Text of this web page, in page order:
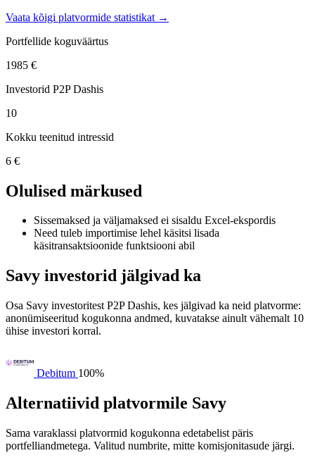
Vaata kõigi platvormide statistikat →
Portfellide koguväärtus
1985 €
Investorid P2P Dashis
10
Kokku teenitud intressid
6 €
Olulised märkused
Sissemaksed ja väljamaksed ei sisaldu Excel-ekspordis
Need tuleb importimise lehel käsitsi lisada
käsitransaktsioonide funktsiooni abil
Savy investorid jälgivad ka
Osa Savy investoritest P2P Dashis, kes jälgivad ka neid platvorme:
anonümiseeritud kogukonna andmed, kuvatakse ainult vähemalt 10
ühise investori korral.
Debitum 100%
Alternatiivid platvormile Savy
Sama varaklassi platvormid kogukonna edetabelist päris
portfelliandmetega. Valitud numbrite, mitte komisjonitasude järgi.